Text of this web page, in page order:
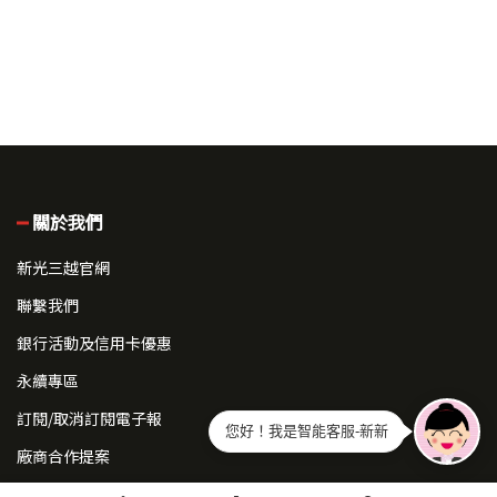
關於我們
新光三越官網
聯繫我們
銀行活動及信用卡優惠
永續專區
訂閱/取消訂閱電子報
廠商合作提案
您好！我是智能客服-新新